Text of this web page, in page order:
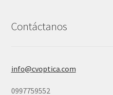
Contáctanos
info@cvoptica.com
0997759552